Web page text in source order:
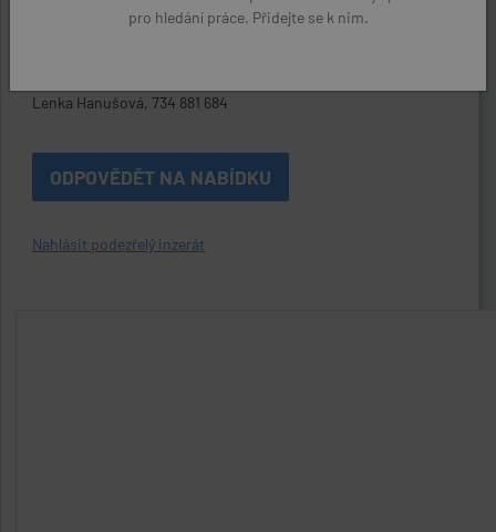
Protektia s.r.o.
Lenka Hanušová, 734 881 684
ODPOVĚDĚT NA NABÍDKU
Nahlásit podezřelý inzerát
pro hledání práce. Přidejte se k nim.